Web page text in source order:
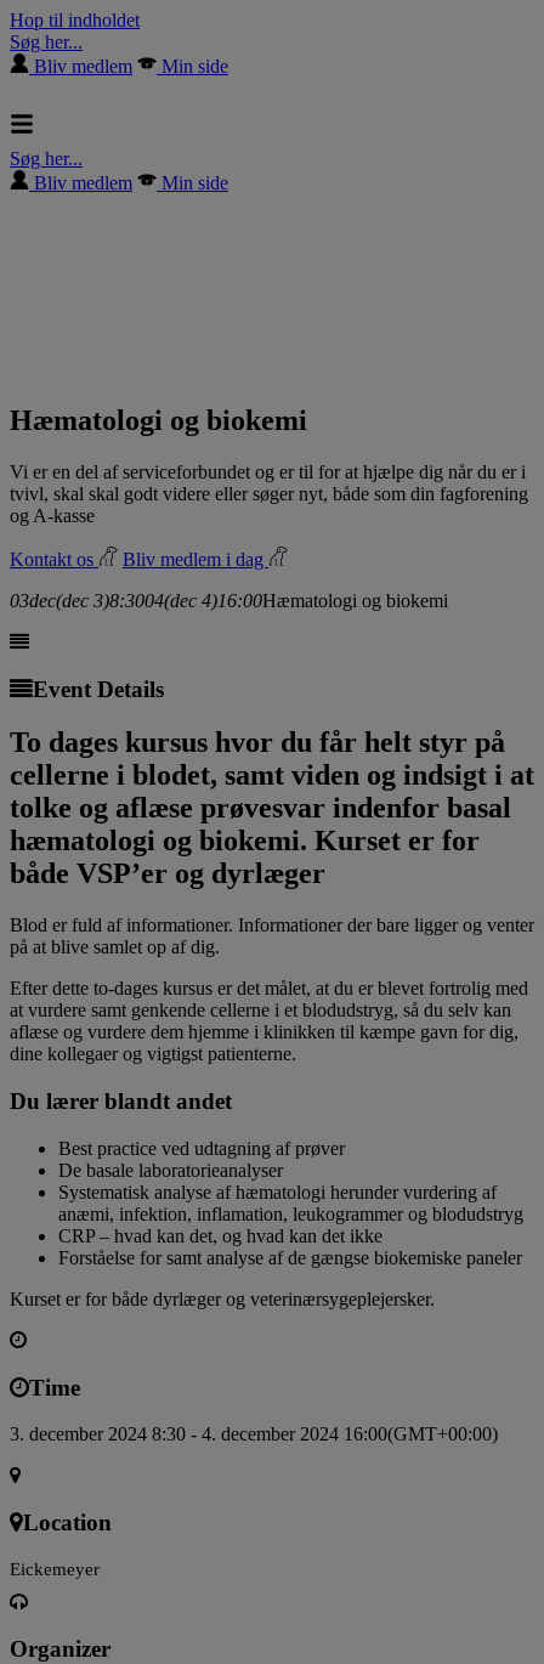
Hop til indholdet
Søg her...
Bliv medlem
Min side
Søg her...
Bliv medlem
Min side
Hæmatologi og biokemi
Vi er en del af serviceforbundet og er til for at hjælpe dig når du er i
tvivl, skal skal godt videre eller søger nyt, både som din fagforening
og A-kasse
Kontakt os
Bliv medlem i dag
03dec(dec 3)8:3004(dec 4)16:00Hæmatologi og biokemi
Event Details
To dages kursus hvor du får helt styr på
cellerne i blodet, samt viden og indsigt i at
tolke og aflæse prøvesvar indenfor basal
hæmatologi og biokemi. Kurset er for
både VSP’er og dyrlæger
Blod er fuld af informationer. Informationer der bare ligger og venter
på at blive samlet op af dig.
Efter dette to-dages kursus er det målet, at du er blevet fortrolig med
at vurdere samt genkende cellerne i et blodudstryg, så du selv kan
aflæse og vurdere dem hjemme i klinikken til kæmpe gavn for dig,
dine kollegaer og vigtigst patienterne.
Du lærer blandt andet
Best practice ved udtagning af prøver
De basale laboratorieanalyser
Systematisk analyse af hæmatologi herunder vurdering af
anæmi, infektion, inflamation, leukogrammer og blodudstryg
CRP – hvad kan det, og hvad kan det ikke
Forståelse for samt analyse af de gængse biokemiske paneler
Kurset er for både dyrlæger og veterinærsygeplejersker.
Time
3. december 2024 8:30 - 4. december 2024 16:00(GMT+00:00)
Location
Eickemeyer
Organizer